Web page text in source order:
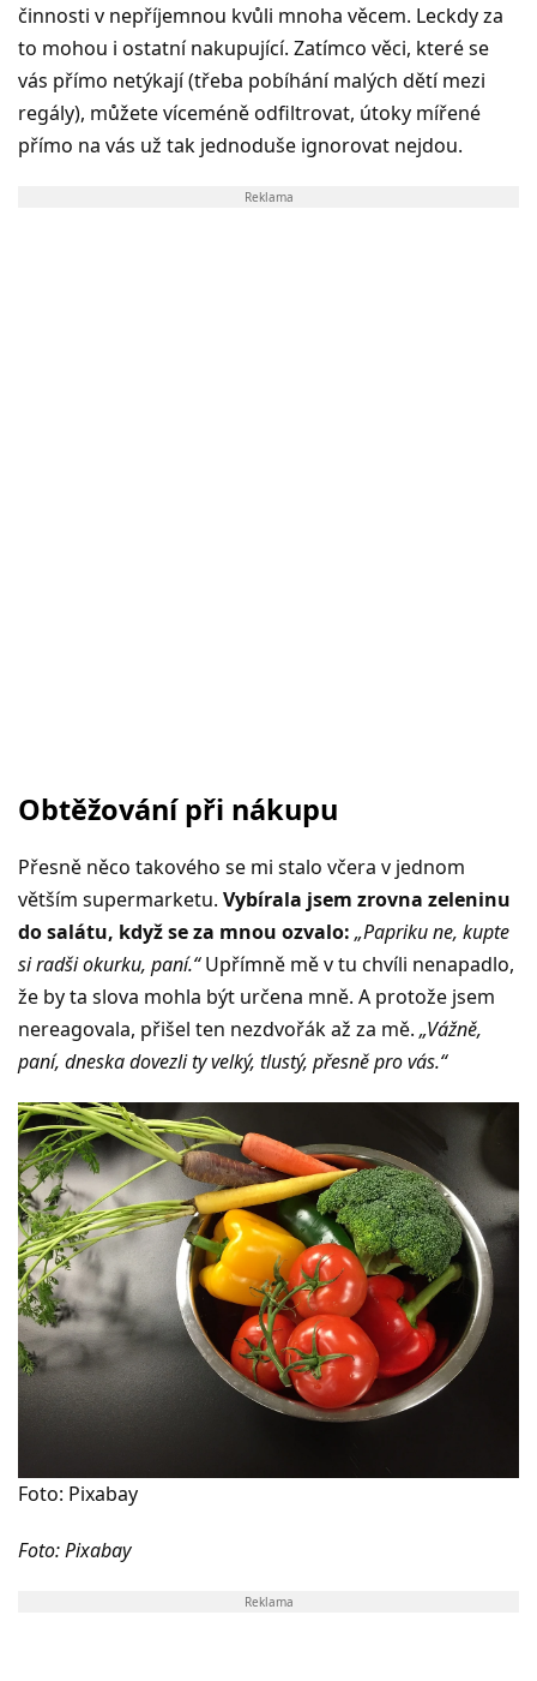
činnosti v nepříjemnou kvůli mnoha věcem. Leckdy za
to mohou i ostatní nakupující. Zatímco věci, které se
vás přímo netýkají (třeba pobíhání malých dětí mezi
regály), můžete víceméně odfiltrovat, útoky mířené
přímo na vás už tak jednoduše ignorovat nejdou.
Reklama
Obtěžování při nákupu
Přesně něco takového se mi stalo včera v jednom
větším supermarketu. Vybírala jsem zrovna zeleninu
do salátu, když se za mnou ozvalo: „Papriku ne, kupte
si radši okurku, paní.“Upřímně mě v tu chvíli nenapadlo,
že by ta slova mohla být určena mně. A protože jsem
nereagovala, přišel ten nezdvořák až za mě. „Vážně,
paní, dneska dovezli ty velký, tlustý, přesně pro vás.“
Foto: Pixabay
Foto: Pixabay
Reklama